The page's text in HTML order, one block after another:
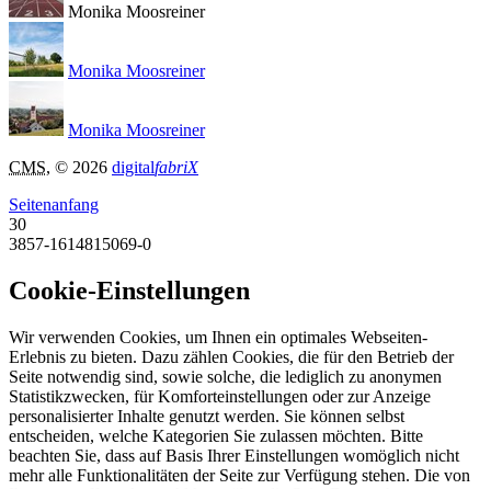
Monika Moosreiner
Monika Moosreiner
Monika Moosreiner
CMS, © 2026 digitalfabriX
Seitenanfang
30
3857-1614815069-0
Cookie-Einstellungen
Wir verwenden Cookies, um Ihnen ein optimales Webseiten-
Erlebnis zu bieten. Dazu zählen Cookies, die für den Betrieb der
Seite notwendig sind, sowie solche, die lediglich zu anonymen
Statistikzwecken, für Komforteinstellungen oder zur Anzeige
personalisierter Inhalte genutzt werden. Sie können selbst
entscheiden, welche Kategorien Sie zulassen möchten. Bitte
beachten Sie, dass auf Basis Ihrer Einstellungen womöglich nicht
mehr alle Funktionalitäten der Seite zur Verfügung stehen. Die von